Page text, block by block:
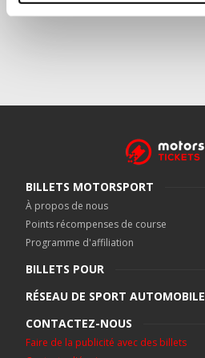
BILLETS MOTORSPORT
À propos de nous
Points récompenses de course
Programme d'affiliation
BILLETS POUR
RÉSEAU DE SPORT AUTOMOBILE
CONTACTEZ-NOUS
Faire de la publicité avec des billets